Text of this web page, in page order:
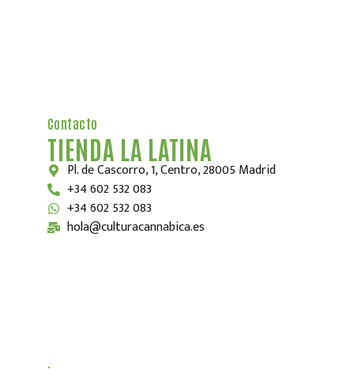
Contacto
TIENDA LA LATINA
Pl. de Cascorro, 1, Centro, 28005 Madrid
+34 602 532 083
+34 602 532 083
hola@culturacannabica.es